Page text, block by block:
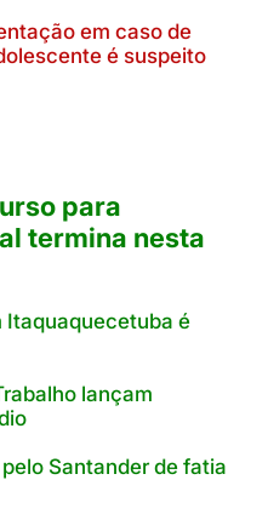
em caso de
é suspeito
para
termina nesta
Itaquaquecetuba é
lançam
Santander de fatia